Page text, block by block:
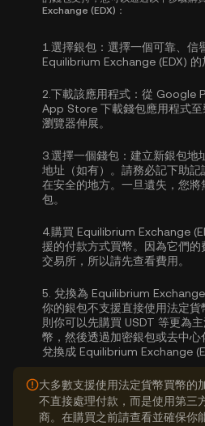
Exchange (EDX)：
1. 選擇銀包： 選擇一個可靠、信
Equilibrium Exchange (EDX) 的
2. 下載該應用程式： 從 Google
App Store 下載錢包應用程式至
瀏覽器伸展。
3.選擇一個錢包： 建立新銀包地
地址（如有）。請務必記下助記
在安全的地方。一旦遺失，您將
包。
4.購買 Equilibrium Exchange
援的付款方式買幣。因為它們的
交易所，所以請先查看費用。
5. 兌換為 Equilibrium Exchange
你的銀包不支援直接使用法定貨
則你可以先購買 USDT 等更為
幣，然後透過加密銀包或去中心
兌換成 Equilibrium Exchange
大多數支援使用法定貨幣買幣的
不直接處理付款，而是使用第三
商。在購買之前請查看並確保你